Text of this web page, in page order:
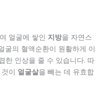
얼굴에 쌓인 지방을 자연스
굴의 혈액순환이 원활하게 이
한 인상을 줄 수 있습니다. 따
이 얼굴살을 빼는 데 유효합